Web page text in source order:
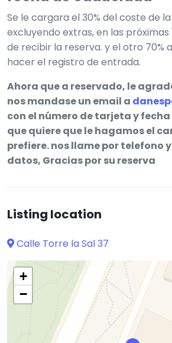
Se le cargara el 30% del coste de
excluyendo extras, en las próximas
de recibir la reserva. y el otro 70%
hacer el registro de entrada.
Ahora que a reservado, le
nos mandase un email a
con el número de tarjeta y
que quiere que le hagamos el
prefiere. nos llame por telefono
datos, Gracias por su reserva
Listing location
Calle Torre la Sal 37
+
−